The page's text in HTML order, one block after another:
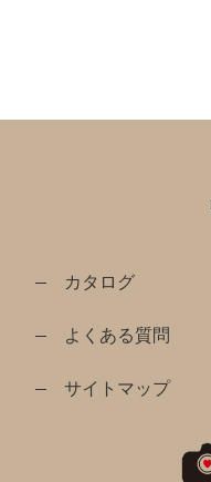
カタログ
よくある質問
サイトマップ